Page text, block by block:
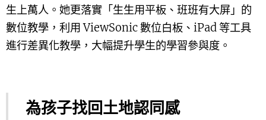
生上萬人。她更落實「生生用平板、班班有大屏」的
數位教學，利用 ViewSonic 數位白板、iPad 等工具
進行差異化教學，大幅提升學生的學習參與度 。
為孩子找回土地認同感